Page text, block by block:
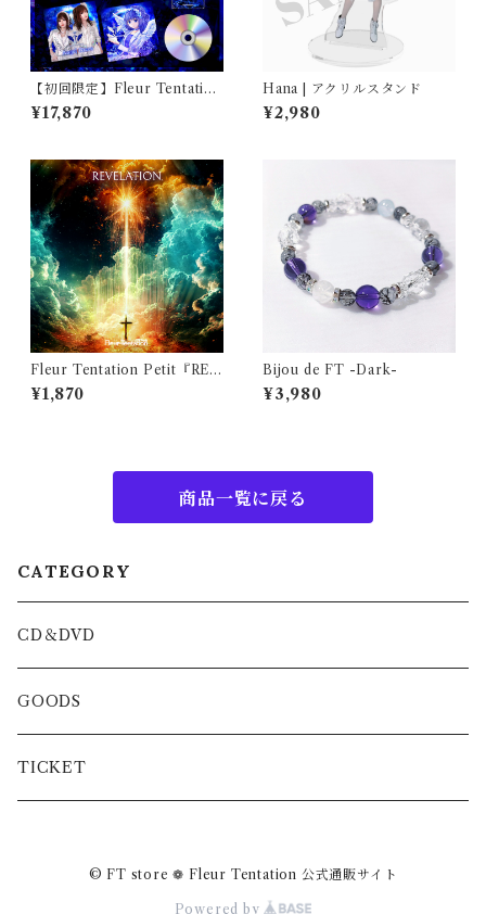
【初回限定】Fleur Tentation
1st Album『Angel Grace』
【スペシャルセット】
¥17,870
Hana | アクリルスタンド
¥2,980
Fleur Tentation Petit『REV
ELATION』
¥1,870
Bijou de FT -Dark-
¥3,980
商品一覧に戻る
CATEGORY
CD＆DVD
GOODS
TICKET
© FT store ❁ Fleur Tentation 公式通販サイト
Powered by